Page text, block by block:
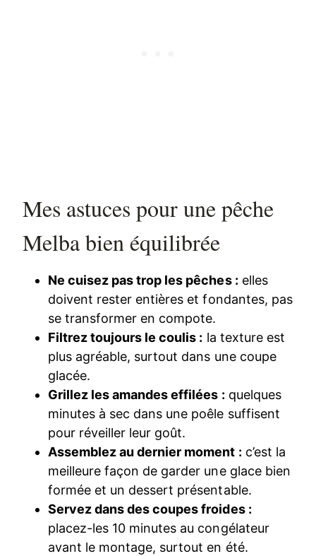
Mes astuces pour une pêche
Melba bien équilibrée
Ne cuisez pas trop les pêches : elles
doivent rester entières et fondantes, pas
se transformer en compote.
Filtrez toujours le coulis : la texture est
plus agréable, surtout dans une coupe
glacée.
Grillez les amandes effilées : quelques
minutes à sec dans une poêle suffisent
pour réveiller leur goût.
Assemblez au dernier moment : c’est la
meilleure façon de garder une glace bien
formée et un dessert présentable.
Servez dans des coupes froides :
placez-les 10 minutes au congélateur
avant le montage, surtout en été.